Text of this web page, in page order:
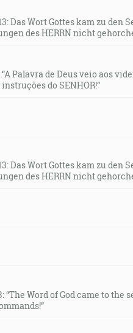
Das Wort Gottes kam zu
des HERRN nicht
“A Palavra de Deus veio aos
do SENHOR!”
Das Wort Gottes kam zu
des HERRN nicht
“The Word of God came to